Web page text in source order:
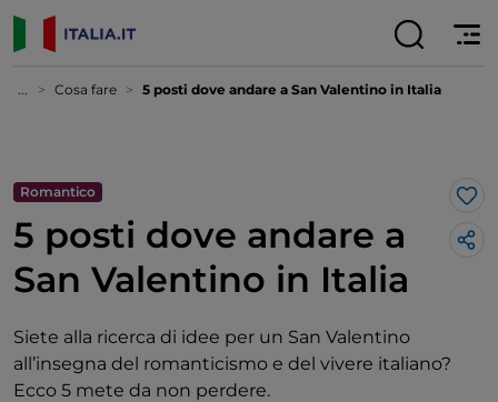
... Cosa fare 5 posti dove andare a San Valentino in Italia
Romantico
5 posti dove andare a
San Valentino in Italia
Siete alla ricerca di idee per un San Valentino
all’insegna del romanticismo e del vivere italiano?
Ecco 5 mete da non perdere.